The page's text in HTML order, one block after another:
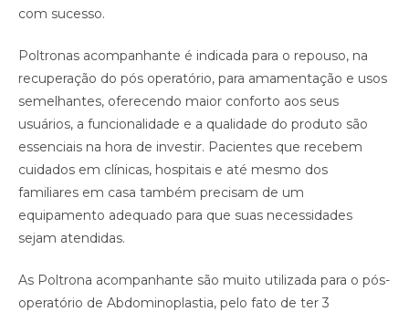
com sucesso.
Poltronas acompanhante é indicada para o repouso, na
recuperação do pós operatório, para amamentação e usos
semelhantes, oferecendo maior conforto aos seus
usuários, a funcionalidade e a qualidade do produto são
essenciais na hora de investir. Pacientes que recebem
cuidados em clínicas, hospitais e até mesmo dos
familiares em casa também precisam de um
equipamento adequado para que suas necessidades
sejam atendidas. ⠀
As Poltrona acompanhante são muito utilizada para o pós-
operatório de Abdominoplastia, pelo fato de ter 3